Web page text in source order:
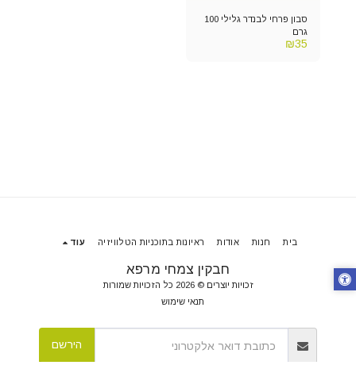
סבון פרחי לבנדר גלילי 100
גרם
₪35
חבקין צמחי מרפא
זכויות יוצרים © 2026 כל הזכויות שמורות
תנאי שימוש
בית חנות אודות ראיונות בתוכניות הטלוויזיה עוד
הירשם